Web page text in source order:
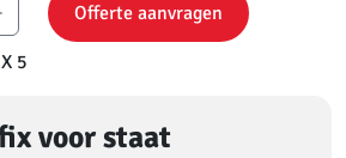
X 5
Offerte aanvragen
voor staat